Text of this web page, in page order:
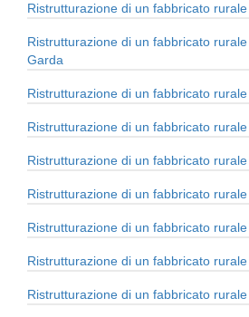
Ristrutturazione di un fabbricato
Ristrutturazione di un fabbricato
Garda
Ristrutturazione di un fabbricato
Ristrutturazione di un fabbricato
Ristrutturazione di un fabbricato
Ristrutturazione di un fabbricato
Ristrutturazione di un fabbricato
Ristrutturazione di un fabbricato
Ristrutturazione di un fabbricato